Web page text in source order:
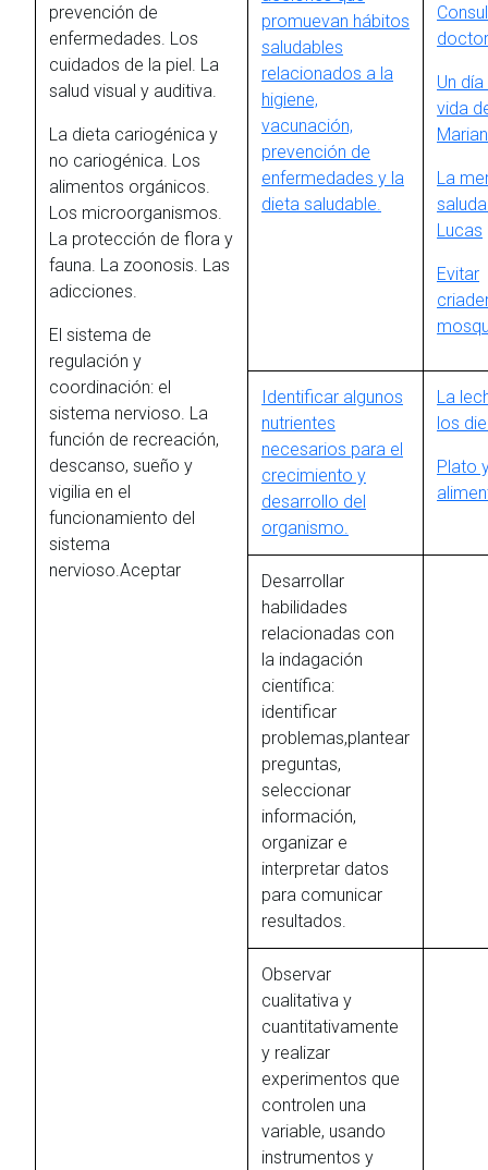
prevención de
enfermedades. Los
cuidados de la piel. La
salud visual y auditiva.
La dieta cariogénica y
no cariogénica. Los
alimentos orgánicos.
Los microorganismos.
La protección de flora y
fauna. La zoonosis. Las
adicciones.
El sistema de
regulación y
coordinación: el
sistema nervioso. La
función de recreación,
descanso, sueño y
vigilia en el
funcionamiento del
sistema
nervioso.Aceptar
promuevan hábitos
saludables
relacionados a la
higiene,
vacunación,
prevención de
enfermedades y la
dieta saludable.
doctor
Un
vida
La
Lucas
Evitar
Identificar algunos
nutrientes
necesarios para el
crecimiento y
desarrollo del
organismo.
La
los
Plato
Desarrollar
habilidades
relacionadas con
la indagación
científica:
identificar
problemas,plantear
preguntas,
seleccionar
información,
organizar e
interpretar datos
para comunicar
resultados.
Observar
cualitativa y
cuantitativamente
y realizar
experimentos que
controlen una
variable, usando
instrumentos y